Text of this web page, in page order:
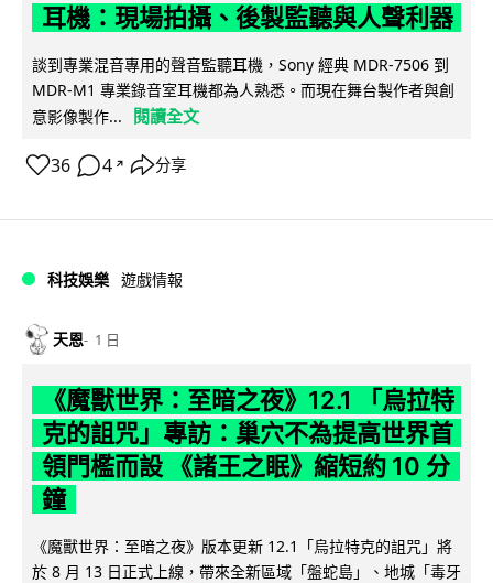
耳機：現場拍攝、後製監聽與人聲利器
談到專業混音專用的聲音監聽耳機，Sony 經典 MDR-7506 到
MDR-M1 專業錄音室耳機都為人熟悉。而現在舞台製作者與創
意影像製作...
閱讀全文
36 4 ↗ 分享
科技娛樂 遊戲情報
天恩 1 日
《魔獸世界：至暗之夜》12.1 「烏拉特
克的詛咒」專訪：巢穴不為提高世界首
領門檻而設 《諸王之眠》縮短約 10 分
鐘
《魔獸世界：至暗之夜》版本更新 12.1「烏拉特克的詛咒」將
於 8 月 13 日正式上線，帶來全新區域「盤蛇島」、地城「毒牙